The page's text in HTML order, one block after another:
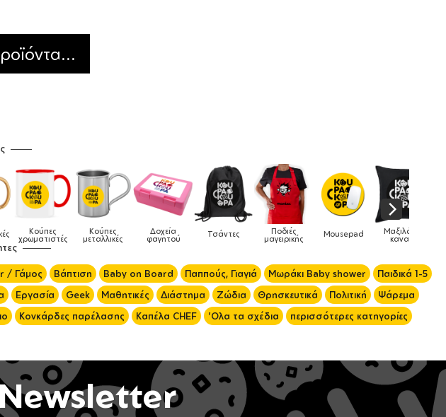
Τσάντες Ποδιές
μαγειρικής Mousepad Μαξιλάρια
καναπέ Phone Holders Ρολόγια
/ Γάμος Βάπτιση Baby on Board Παππούς, Γιαγιά Μωράκι Baby shower
Παιδικά 1-5
Εργασία Geek Μαθητικές Διάστημα Ζώδια Θρησκευτικά Πολιτική
Ψάρεμα
Κονκάρδες παρέλασης Καπέλα CHEF 'Ολα τα σχέδια περισσότερες κατηγορίες